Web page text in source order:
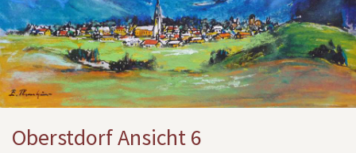
Oberstdorf Ansicht 6